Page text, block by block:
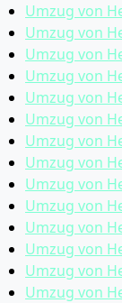
Umzug von
Umzug von
Umzug von
Umzug von
Umzug von
Umzug von
Umzug von
Umzug von
Umzug von
Umzug von
Umzug von
Umzug von
Umzug von
Umzug von